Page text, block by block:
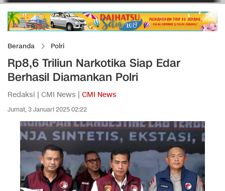
Beranda Polri
Rp8,6 Triliun Narkotika Siap Edar
Berhasil Diamankan Polri
Redaksi | CMI News | CMI News
Jumat, 3 Januari 2025 02:22